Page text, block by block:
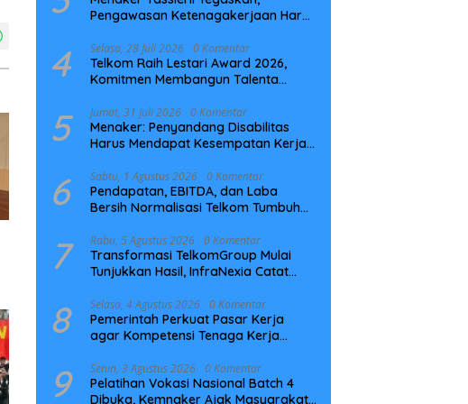
Pengawasan Ketenagakerjaan Harus
4 Selasa, 28 Juli 2026 0 Komentar
Telkom Raih Lestari Award 2026,
Komitmen Membangun Talenta
5 Jumat, 31 Juli 2026 0 Komentar
Menaker: Penyandang Disabilitas
Harus Mendapat Kesempatan Kerja
6 Sabtu, 1 Agustus 2026 0 Komentar
Pendapatan, EBITDA, dan Laba
Bersih Normalisasi Telkom Tumbuh
7 Rabu, 5 Agustus 2026 0 Komentar
Transformasi TelkomGroup Mulai
Tunjukkan Hasil, InfraNexia Catat
Digital Nasional
8 Selasa, 4 Agustus 2026 0 Komentar
Pemerintah Perkuat Pasar Kerja
agar Kompetensi Tenaga Kerja
9 Senin, 3 Agustus 2026 0 Komentar
Pelatihan Vokasi Nasional Batch 4
Dibuka, Kemnaker Ajak Masyarakat